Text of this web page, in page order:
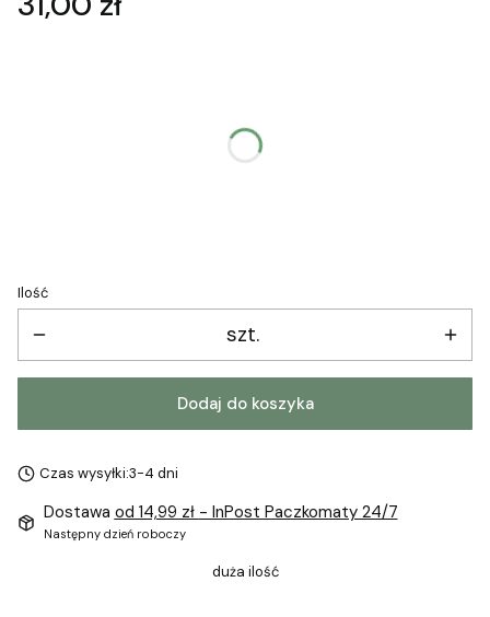
Ilość
szt.
Dodaj do koszyka
Czas wysyłki:3-4 dni
Dostawa od 14,99 zł - InPost Paczkomaty 24/7
Następny dzień roboczy
duża ilość